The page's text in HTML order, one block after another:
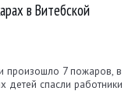
в Витебской
произошло 7 пожаров, в
детей спасли работники